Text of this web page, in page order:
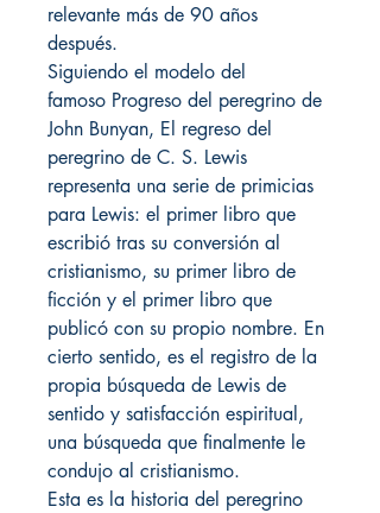
relevante más de 90 años
después.
Siguiendo el modelo del
famoso Progreso del peregrino de
John Bunyan, El regreso del
peregrino de C. S. Lewis
representa una serie de primicias
para Lewis: el primer libro que
escribió tras su conversión al
cristianismo, su primer libro de
ficción y el primer libro que
publicó con su propio nombre. En
cierto sentido, es el registro de la
propia búsqueda de Lewis de
sentido y satisfacción espiritual,
una búsqueda que finalmente le
condujo al cristianismo.
Esta es la historia del peregrino